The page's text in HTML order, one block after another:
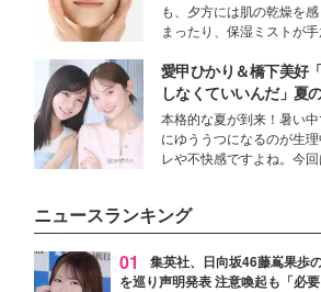
の感動をもたらす奥深い
ーについて熱く語り合っ
た。
ン（捕水肌）」がスキ
の常識を変える予感
も、夕方には肌の乾燥を
まったり、保湿ミストが
な美容の常識を大きく変え
性を秘めた、革新的な「
Capturing Skin（ウォータ
プチャリングスキン：捕水
技術を、花王が構築した。
愛甲ひかり＆橋下美好
しなくていいんだ」夏
対策”の新しい選択肢と
本格的な夏が到来！暑い
にゆううつになるのが生
レや不快感ですよね。今
好さんを迎えて本音で女子
ク。猛暑のお出かけを快
すヒントや、2人が感動し
生理の新常識にも迫りま
ニュースランキング
01
集英社、日向坂46藤嶌果歩
を巡り声明発表 注意喚起も「必